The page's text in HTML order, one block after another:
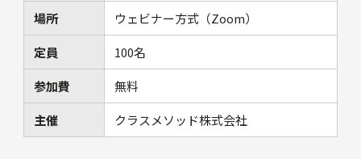
場所
ウェビナー方式（Zoom）
定員
100名
参加費
無料
主催
クラスメソッド株式会社